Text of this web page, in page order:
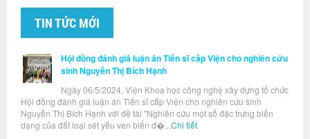
TIN TỨC MỚI
Hội đồng đánh giá luận án Tiến sĩ cấp Viện cho nghiên cứu
sinh Nguyễn Thị Bích Hạnh
Ngày 06/5/2024, Viện Khoa học công nghệ xây dựng tổ chức
Hội đồng đánh giá luận án Tiến sĩ cấp Viện cho nghiên cứu sinh
Nguyễn Thị Bích Hạnh với đề tài "Nghiên cứu một số đặc trưng biến
dạng của đất loại sét yếu ven biển đ�... Chi tiết